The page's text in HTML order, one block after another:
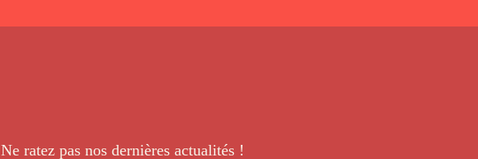
Ne ratez pas nos dernièresactualités !